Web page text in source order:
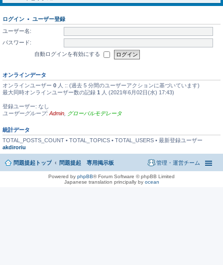
ログイン • ユーザー登録
ユーザー名:
パスワード:
自動ログインを有効にする
オンラインデータ
オンラインユーザー 0 人 :: (過去 5 分間のユーザーアクションに基づいています)
最大同時オンラインユーザー数の記録 1 人 (2021年6月02日(水) 17:43)
登録ユーザー: なし
ユーザーグループ: Admin グローバルモデレータ
統計データ
TOTAL_POSTS_COUNT • TOTAL_TOPICS • TOTAL_USERS • 最新登録ユーザー
akdiroriu
問題提起トップ 問題提起 専用掲示板 管理・運営チーム
Powered by phpBB® Forum Software © phpBB Limited
Japanese translation principally by ocean